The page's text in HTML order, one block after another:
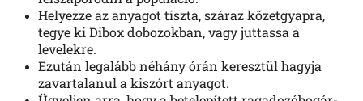
Helyezze az anyagot tiszta, száraz kőzetgyapra,
tegye ki Dibox dobozokban, vagy juttassa a
levelekre.
Ezután legalább néhány órán keresztül hagyja
zavartalanul a kiszórt anyagot.